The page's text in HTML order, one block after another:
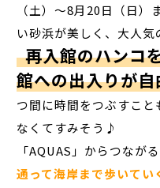
（土）～8月20日（日
い砂浜が美しく、大人
再入館のハンコ
館への出入りが自
つ間に時間をつぶすこ
なくてすみそう♪
「AQUAS」からつなが
通って海岸まで歩いてい